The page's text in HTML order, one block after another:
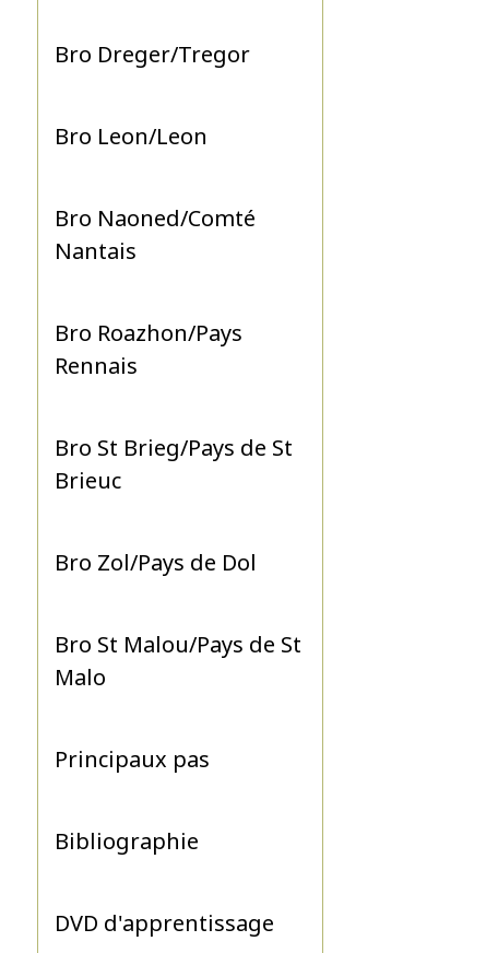
Bro Dreger/Tregor
Bro Leon/Leon
Bro Naoned/Comté
Nantais
Bro Roazhon/Pays
Rennais
Bro St Brieg/Pays de St
Brieuc
Bro Zol/Pays de Dol
Bro St Malou/Pays de St
Malo
Principaux pas
Bibliographie
DVD d'apprentissage